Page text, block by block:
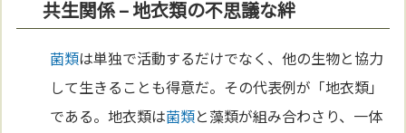
共生関係 – 地衣類の不思議な絆
菌類は単独で活動するだけでなく、他の生物と協力
して生きることも得意だ。その代表例が「地衣類」
である。地衣類は菌類と藻類が組み合わさり、一体